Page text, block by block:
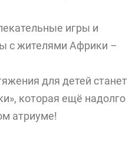
игры и
с жителями Африки –
для детей станет
которая ещё надолго
атриуме!